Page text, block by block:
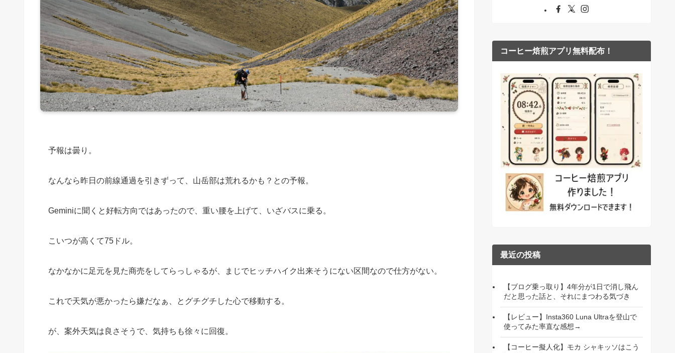
予報は曇り。
なんなら昨日の前線通過を引きずって、山岳部は荒れるかも？との予報。
Geminiに聞くと好転方向ではあったので、重い腰を上げて、いざバスに乗る。
こいつが高くて75ドル。
なかなかに足元を見た商売をしてらっしゃるが、まじでヒッチハイク出来そうにない区間なので仕方がない。
これで天気が悪かったら嫌だなぁ、とグチグチした心で移動する。
が、案外天気は良さそうで、気持ちも徐々に回復。
コーヒー焙煎アプリ無料配布！
最近の投稿
【ブログ乗っ取り】4年分が1日で消し飛ん
だと思った話と、それにまつわる気づき
【レビュー】Insta360 Luna Ultraを登山で
使ってみた率直な感想→
【コーヒー擬人化】モカ シャキッソはこう